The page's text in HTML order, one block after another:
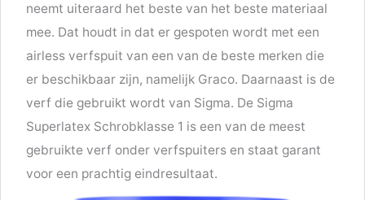
neemt uiteraard het beste van het beste materiaal
mee. Dat houdt in dat er gespoten wordt met een
airless verfspuit van een van de beste merken die
er beschikbaar zijn, namelijk Graco. Daarnaast is de
verf die gebruikt wordt van Sigma. De Sigma
Superlatex Schrobklasse 1 is een van de meest
gebruikte verf onder verfspuiters en staat garant
voor een prachtig eindresultaat.